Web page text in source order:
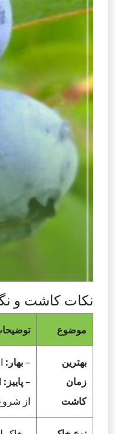
نکات کاشت و
موضوع
بهترین
زمان
کاشت
–بهار:
–پاییز:
از